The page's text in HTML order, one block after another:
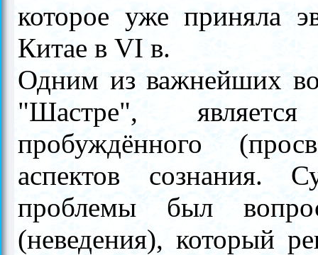
которое уже приняла
Китае в VI в.
Одним из важнейших
"Шастре",
пробуждённого
аспектов сознания.
проблемы был
(неведения), который